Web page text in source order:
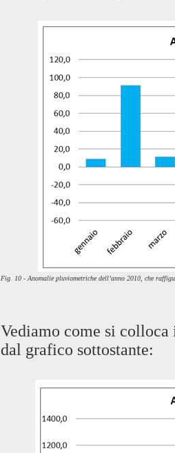
Fig. 10 - Anomalie pluviometriche dell’anno 2010, che
Vediamo come si
dal grafico sottostante: